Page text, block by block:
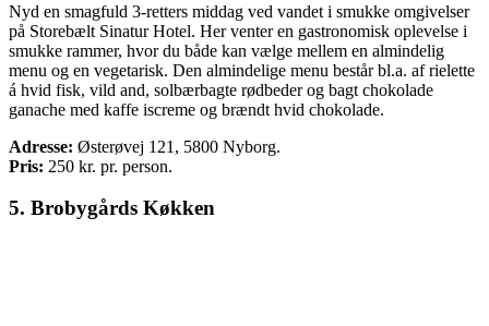
Nyd en smagfuld 3-retters middag ved vandet i smukke omgivelser
på Storebælt Sinatur Hotel. Her venter en gastronomisk oplevelse i
smukke rammer, hvor du både kan vælge mellem en almindelig
menu og en vegetarisk. Den almindelige menu består bl.a. af rielette
á hvid fisk, vild and, solbærbagte rødbeder og bagt chokolade
ganache med kaffe iscreme og brændt hvid chokolade.
Adresse: Østerøvej 121, 5800 Nyborg.
Pris: 250 kr. pr. person.
5. Brobygårds Køkken